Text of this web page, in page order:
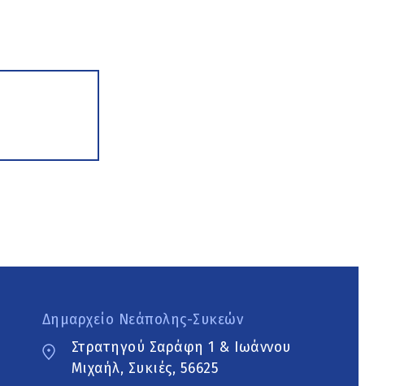
Δημαρχείο Νεάπολης-Συκεών
Στρατηγού Σαράφη 1 & Ιωάννου
Μιχαήλ, Συκιές, 56625